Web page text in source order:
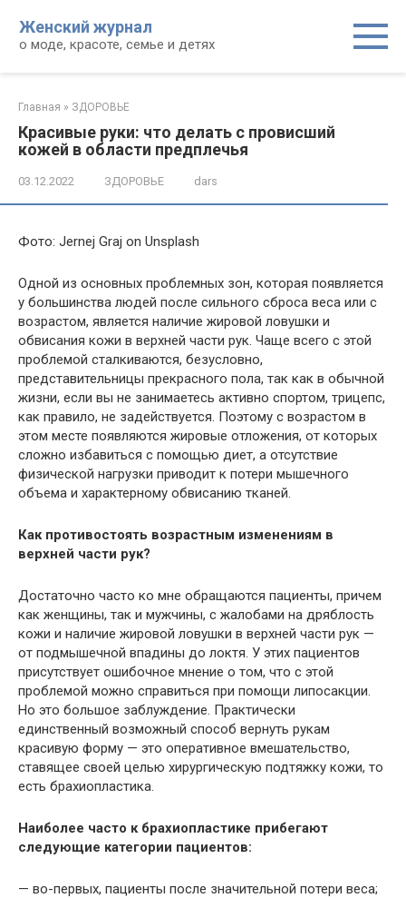
контенту
Женский журнал
о моде, красоте, семье и детях
Главная » ЗДОРОВЬЕ
Красивые руки: что делать с провисший
кожей в области предплечья
03.12.2022 ЗДОРОВЬЕ dars
Фото: Jernej Graj on Unsplash
Одной из основных проблемных зон, которая появляется
у большинства людей после сильного сброса веса или с
возрастом, является наличие жировой ловушки и
обвисания кожи в верхней части рук. Чаще всего с этой
проблемой сталкиваются, безусловно,
представительницы прекрасного пола, так как в обычной
жизни, если вы не занимаетесь активно спортом, трицепс,
как правило, не задействуется. Поэтому с возрастом в
этом месте появляются жировые отложения, от которых
сложно избавиться с помощью диет, а отсутствие
физической нагрузки приводит к потери мышечного
объема и характерному обвисанию тканей.
Как противостоять возрастным изменениям в
верхней части рук?
Достаточно часто ко мне обращаются пациенты, причем
как женщины, так и мужчины, с жалобами на дряблость
кожи и наличие жировой ловушки в верхней части рук —
от подмышечной впадины до локтя. У этих пациентов
присутствует ошибочное мнение о том, что с этой
проблемой можно справиться при помощи липосакции.
Но это большое заблуждение. Практически
единственный возможный способ вернуть рукам
красивую форму — это оперативное вмешательство,
ставящее своей целью хирургическую подтяжку кожи, то
есть брахиопластика.
Наиболее часто к брахиопластике прибегают
следующие категории пациентов:
— во-первых, пациенты после значительной потери веса;